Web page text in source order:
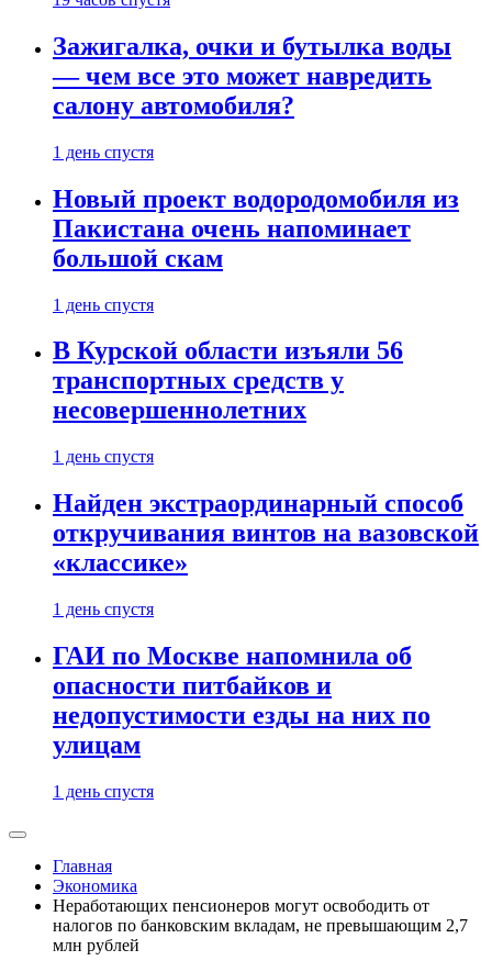
Зажигалка, очки и бутылка воды
— чем все это может навредить
салону автомобиля?
1 день спустя
Новый проект водородомобиля из
Пакистана очень напоминает
большой скам
1 день спустя
В Курской области изъяли 56
транспортных средств у
несовершеннолетних
1 день спустя
Найден экстраординарный способ
откручивания винтов на вазовской
«классике»
1 день спустя
ГАИ по Москве напомнила об
опасности питбайков и
недопустимости езды на них по
улицам
1 день спустя
Главная
Экономика
Неработающих пенсионеров могут освободить от
налогов по банковским вкладам, не превышающим 2,7
млн рублей